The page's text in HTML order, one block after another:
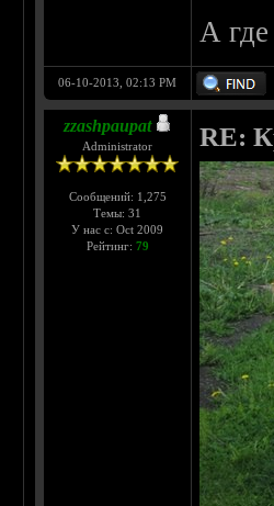
А
06-10-2013, 02:13 PM
zzashpaupat
Administrator
Сообщений: 1,275
Темы: 31
У нас с: Oct 2009
Рейтинг: 79
RE: